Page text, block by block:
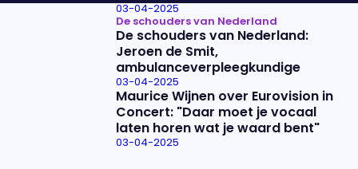
03-04-2025
De schouders van Nederland
De schouders van Nederland:
Jeroen de Smit,
ambulanceverpleegkundige
03-04-2025
Maurice Wijnen over Eurovision in
Concert: "Daar moet je vocaal
laten horen wat je waard bent"
03-04-2025